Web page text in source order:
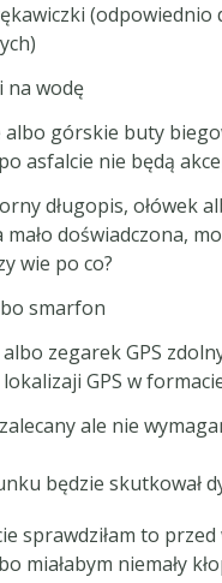
(odpowiednio
na wodę
górskie buty
asfalcie nie będą
długopis, ołówek
mało doświadczona,
wie po co?
smarfon
zegarek GPS
GPS w
ale nie
będzie skutkował
sprawdziłam to
miałabym niemały